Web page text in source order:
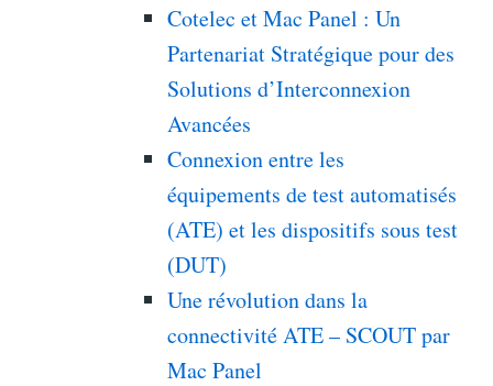
Cotelec et Mac Panel : Un
Partenariat Stratégique pour des
Solutions d’Interconnexion
Avancées
Connexion entre les
équipements de test automatisés
(ATE) et les dispositifs sous test
(DUT)
Une révolution dans la
connectivité ATE – SCOUT par
Mac Panel